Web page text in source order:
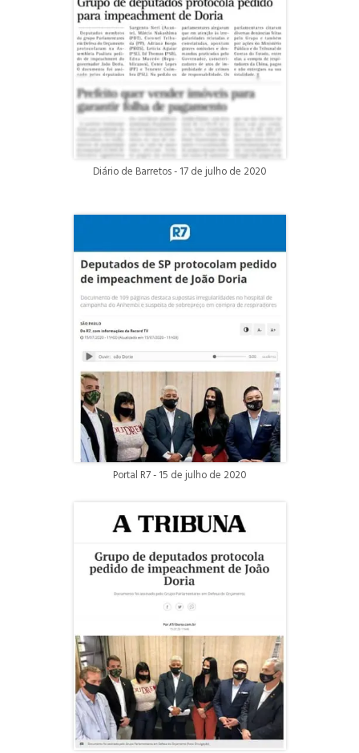
Diário de Barretos - 17 de julho de 2020
Portal R7 - 15 de julho de 2020